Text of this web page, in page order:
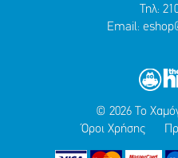
Τηλ:
Email:
© 2026 Το
Όροι Χρήσης